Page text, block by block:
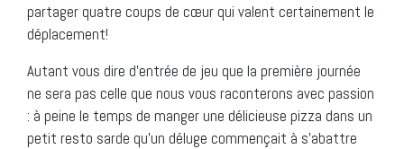
partager quatre coups de cœur qui valent certainement le
déplacement!
Autant vous dire d’entrée de jeu que la première journée
ne sera pas celle que nous vous raconterons avec passion
: à peine le temps de manger une délicieuse pizza dans un
petit resto sarde qu’un déluge commençait à s’abattre